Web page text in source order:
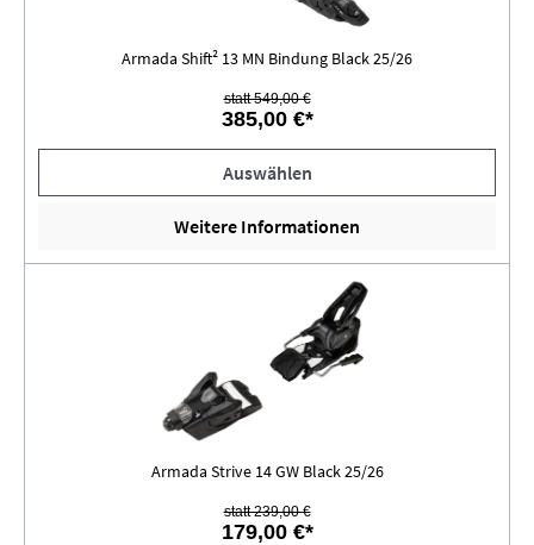
Armada Shift² 13 MN Bindung Black 25/26
statt 549,00 €
385,00 €*
Auswählen
Weitere Informationen
Armada Strive 14 GW Black 25/26
statt 239,00 €
179,00 €*